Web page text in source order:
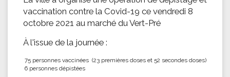
vaccination contre la Covid-19 ce vendredi 8
octobre 2021 au marché du Vert-Pré
À l'issue de la journée :
75 personnes vaccinées (23 premières doses et 52 secondes doses)
6 personnes dépistées